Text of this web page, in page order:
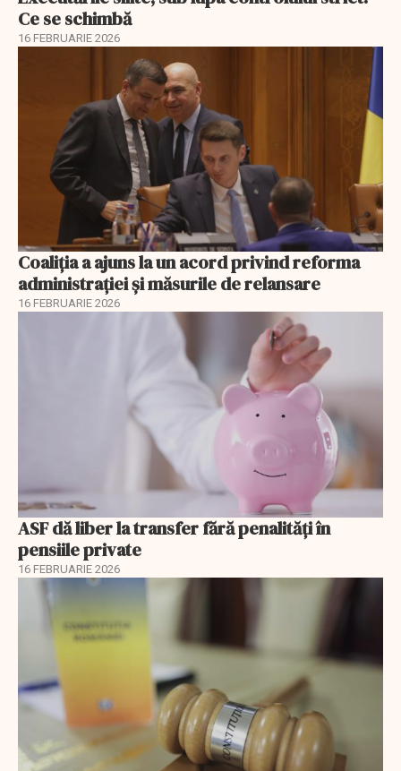
Ce se schimbă
16 FEBRUARIE 2026
Coaliția a ajuns la un acord privind reforma
administrației și măsurile de relansare
16 FEBRUARIE 2026
ASF dă liber la transfer fără penalități în
pensiile private
16 FEBRUARIE 2026